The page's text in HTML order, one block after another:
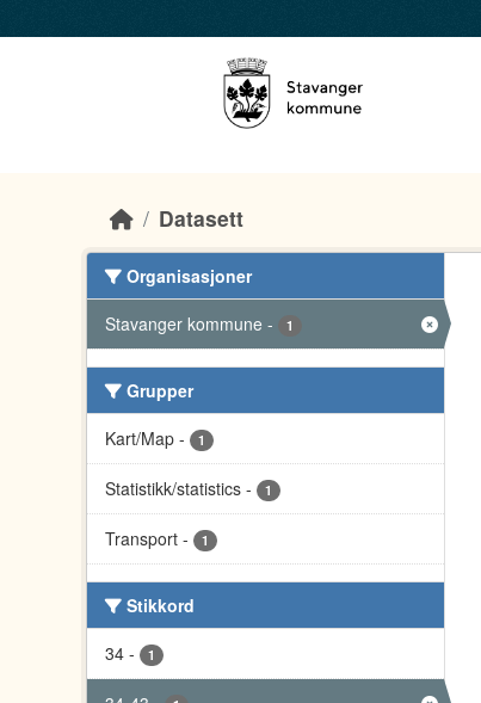
Datasett
Organisasjoner
Stavanger kommune - 1
Grupper
Kart/Map - 1
Statistikk/statistics - 1
Transport - 1
Stikkord
34 - 1